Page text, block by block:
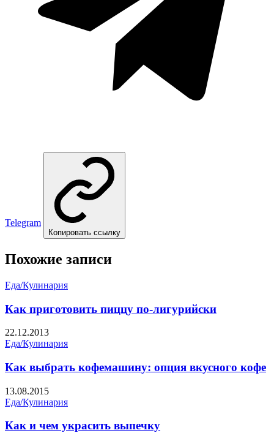
Telegram
Копировать ссылку
Похожие записи
Еда/Кулинария
Как приготовить пиццу по-лигурийски
22.12.2013
Еда/Кулинария
Как выбрать кофемашину: опция вкусного кофе
13.08.2015
Еда/Кулинария
Как и чем украсить выпечку